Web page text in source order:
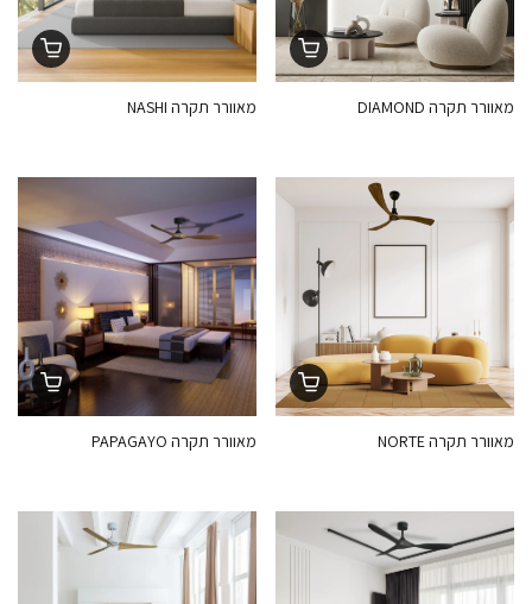
מאוורר תקרה DIAMOND מאוורר תקרה NASHI
מאוורר תקרה NORTE מאוורר תקרה PAPAGAYO